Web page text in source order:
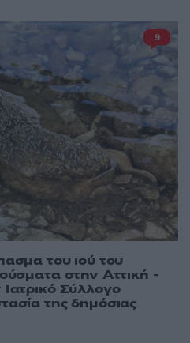
του ιού του
στην Αττική -
Σύλλογο
της δημόσιας
9